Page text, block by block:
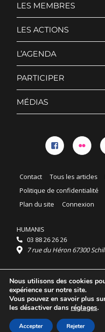
LES MEMBRES
LES ACTIONS
L’AGENDA
PARTICIPER
MÉDIAS
Contact Tous les articles
Politique de confidentialité
Plan du site
Connexion
HUMANIS
03 88 26 26 26
7 rue du Héron 67300
Horaires :
HUMANIS : du lundi au
Ordidocaz : du lundi au
© 2025 HUMANIS, tous droits
Licence
International
Nous utilisons des cookies
expérience sur notre site.
Vous pouvez en savoir plus
les désactiver dans réglages.
Accepter Rejeter